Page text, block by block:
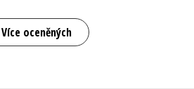
Více oceněných